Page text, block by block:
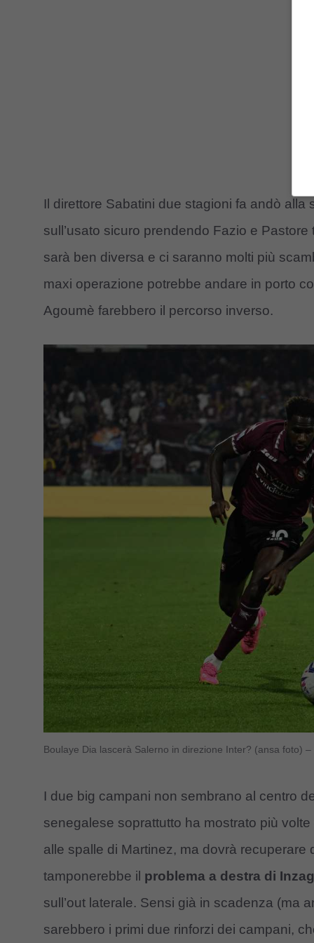
Il direttore Sabatini due stagioni fa andò
sull’usato sicuro prendendo Fazio e
sarà ben diversa e ci saranno molti più
maxi operazione potrebbe andare in porto
Agoumè farebbero il percorso inverso.
Boulaye Dia lascerà Salerno in direzione Inter? (ansa foto)
I due big campani non sembrano al centro
senegalese soprattutto ha mostrato più
alle spalle di Martinez, ma dovrà
tamponerebbe il problema a destra di
sull’out laterale. Sensi già in scadenza (ma
sarebbero i primi due rinforzi dei campani,